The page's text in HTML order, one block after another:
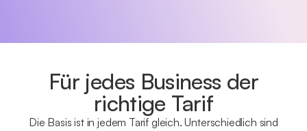
Für jedes Business der
richtige Tarif
Die Basis ist in jedem Tarif gleich. Unterschiedlich sind